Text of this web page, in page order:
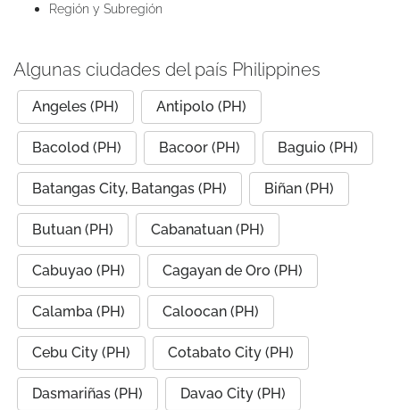
Región y Subregión
Algunas ciudades del país Philippines
Angeles (PH) Antipolo (PH)
Bacolod (PH) Bacoor (PH) Baguio (PH)
Batangas City, Batangas (PH) Biñan (PH)
Butuan (PH) Cabanatuan (PH)
Cabuyao (PH) Cagayan de Oro (PH)
Calamba (PH) Caloocan (PH)
Cebu City (PH) Cotabato City (PH)
Dasmariñas (PH) Davao City (PH)